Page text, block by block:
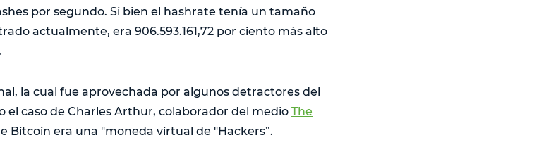
por segundo. Si bien el hashrate tenía un tamaño
actualmente, era 906.593.161,72 por ciento más alto
la cual fue aprovechada por algunos detractores del
caso de Charles Arthur, colaborador del medio The
Bitcoin era una "moneda virtual de "Hackers”.